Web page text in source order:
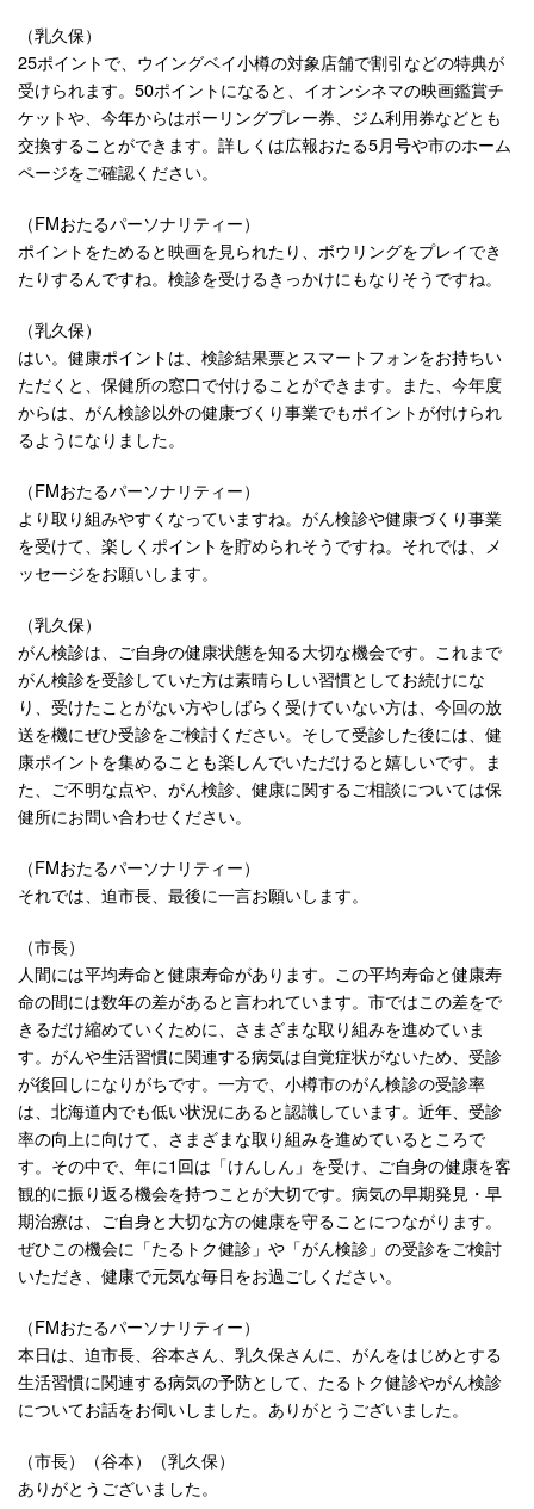
（乳久保）
25ポイントで、ウイングベイ小樽の対象店舗で割引などの特典が
受けられます。50ポイントになると、イオンシネマの映画鑑賞チ
ケットや、今年からはボーリングプレー券、ジム利用券などとも
交換することができます。詳しくは広報おたる5月号や市のホーム
ページをご確認ください。
（FMおたるパーソナリティー）
ポイントをためると映画を見られたり、ボウリングをプレイでき
たりするんですね。検診を受けるきっかけにもなりそうですね。
（乳久保）
はい。健康ポイントは、検診結果票とスマートフォンをお持ちい
ただくと、保健所の窓口で付けることができます。また、今年度
からは、がん検診以外の健康づくり事業でもポイントが付けられ
るようになりました。
（FMおたるパーソナリティー）
より取り組みやすくなっていますね。がん検診や健康づくり事業
を受けて、楽しくポイントを貯められそうですね。それでは、メ
ッセージをお願いします。
（乳久保）
がん検診は、ご自身の健康状態を知る大切な機会です。これまで
がん検診を受診していた方は素晴らしい習慣としてお続けにな
り、受けたことがない方やしばらく受けていない方は、今回の放
送を機にぜひ受診をご検討ください。そして受診した後には、健
康ポイントを集めることも楽しんでいただけると嬉しいです。ま
た、ご不明な点や、がん検診、健康に関するご相談については保
健所にお問い合わせください。
（FMおたるパーソナリティー）
それでは、迫市長、最後に一言お願いします。
（市長）
人間には平均寿命と健康寿命があります。この平均寿命と健康寿
命の間には数年の差があると言われています。市ではこの差をで
きるだけ縮めていくために、さまざまな取り組みを進めていま
す。がんや生活習慣に関連する病気は自覚症状がないため、受診
が後回しになりがちです。一方で、小樽市のがん検診の受診率
は、北海道内でも低い状況にあると認識しています。近年、受診
率の向上に向けて、さまざまな取り組みを進めているところで
す。その中で、年に1回は「けんしん」を受け、ご自身の健康を客
観的に振り返る機会を持つことが大切です。病気の早期発見・早
期治療は、ご自身と大切な方の健康を守ることにつながります。
ぜひこの機会に「たるトク健診」や「がん検診」の受診をご検討
いただき、健康で元気な毎日をお過ごしください。
（FMおたるパーソナリティー）
本日は、迫市長、谷本さん、乳久保さんに、がんをはじめとする
生活習慣に関連する病気の予防として、たるトク健診やがん検診
についてお話をお伺いしました。ありがとうございました。
（市長）（谷本）（乳久保）
ありがとうございました。